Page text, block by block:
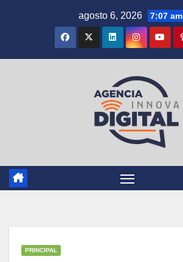
agosto 6, 2026 7:07 am
PRINCIPAL